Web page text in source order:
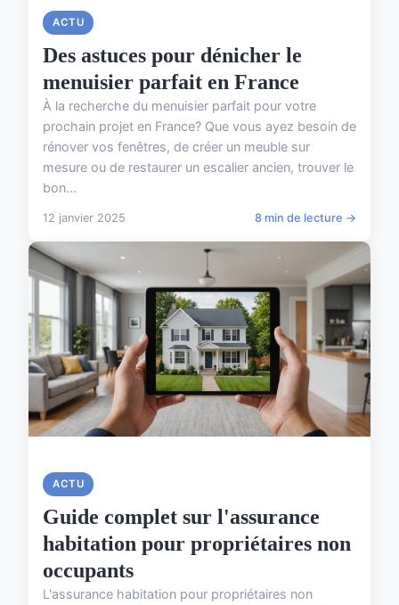
ACTU
Des astuces pour dénicher le
menuisier parfait en France
À la recherche du menuisier parfait pour votre
prochain projet en France? Que vous ayez besoin de
rénover vos fenêtres, de créer un meuble sur
mesure ou de restaurer un escalier ancien, trouver le
bon...
12 janvier 2025 8 min de lecture →
ACTU
Guide complet sur l'assurance
habitation pour propriétaires non
occupants
L'assurance habitation pour propriétaires non